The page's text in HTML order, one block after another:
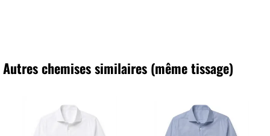
Autres chemises similaires (même tissage)